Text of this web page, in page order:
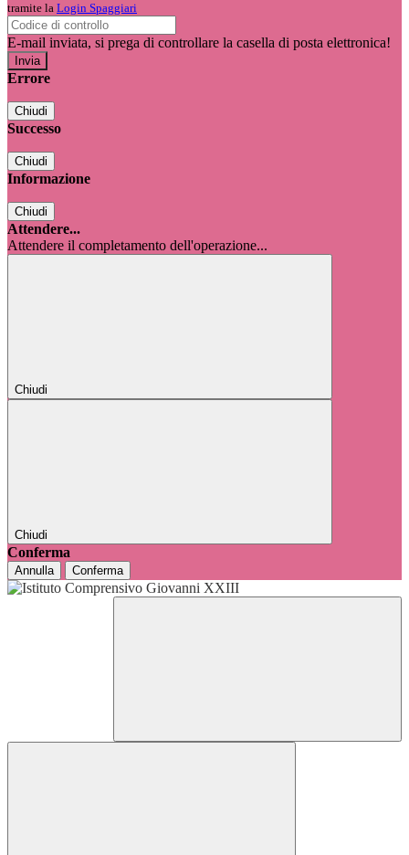
tramite la Login Spaggiari
E-mail inviata, si prega di controllare la casella di posta elettronica!
Errore
Chiudi
Successo
Chiudi
Informazione
Chiudi
Attendere...
Attendere il completamento dell'operazione...
Chiudi
Chiudi
Conferma
Annulla Conferma